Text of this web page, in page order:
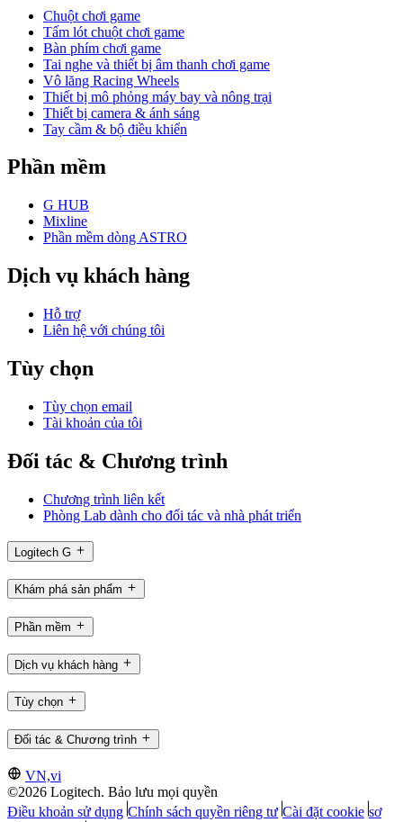
Chuột chơi game
Tấm lót chuột chơi game
Bàn phím chơi game
Tai nghe và thiết bị âm thanh chơi game
Vô lăng Racing Wheels
Thiết bị mô phỏng máy bay và nông trại
Thiết bị camera & ánh sáng
Tay cầm & bộ điều khiển
Phần mềm
G HUB
Mixline
Phần mềm dòng ASTRO
Dịch vụ khách hàng
Hỗ trợ
Liên hệ với chúng tôi
Tùy chọn
Tùy chọn email
Tài khoản của tôi
Đối tác & Chương trình
Chương trình liên kết
Phòng Lab dành cho đối tác và nhà phát triển
Logitech G
Khám phá sản phẩm
Phần mềm
Dịch vụ khách hàng
Tùy chọn
Đối tác & Chương trình
VN,vi
©2026 Logitech. Bảo lưu mọi quyền
Điều khoản sử dụng Chính sách quyền riêng tư Cài đặt cookie sơ